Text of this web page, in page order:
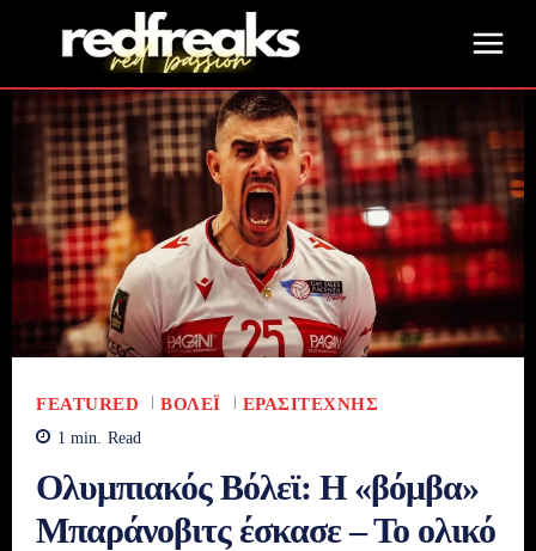
FEATURED ΒΌΛΕΪ ΕΡΑΣΙΤΈΧΝΗΣ
1 min. Read
Ολυμπιακός Βόλεϊ: Η «βόμβα»
Μπαράνοβιτς έσκασε – Το ολικό